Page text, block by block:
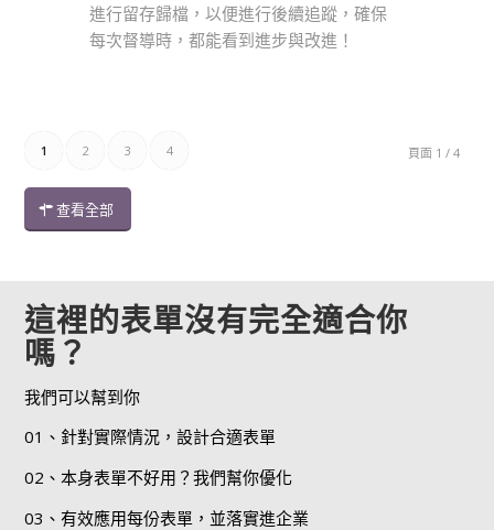
進行留存歸檔，以便進行後續追蹤，確保
每次督導時，都能看到進步與改進！
頁面 1 / 4
1 2 3 4
查看全部
這裡的表單沒有完全適合你
嗎？
我們可以幫到你
01、針對實際情況，設計合適表單
02、本身表單不好用？我們幫你優化
03、有效應用每份表單，並落實進企業